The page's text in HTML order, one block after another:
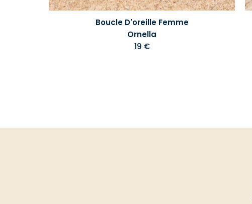
Boucle D'oreille Femme
Ornella
19 €